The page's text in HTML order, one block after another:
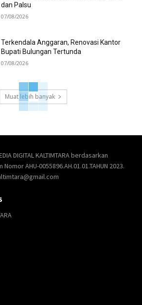
dan Palsu
07/08/2026
Terkendala Anggaran, Renovasi Kantor
Bupati Bulungan Tertunda
07/08/2026
Muat lebih banyak
DIGITAL KALTIMTARA berdasarkan
AHU-0055896.AH.01.01.TAHUN 2023.